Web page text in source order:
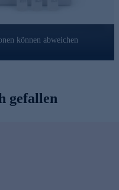
können abweichen
gefallen